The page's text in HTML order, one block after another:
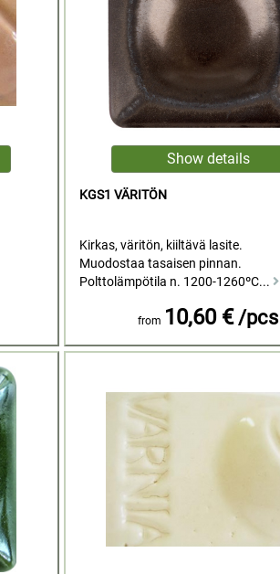
KGS1 VÄRITÖN
Kirkas, väritön, kiiltävä lasite.
Muodostaa tasaisen pinnan.
Polttolämpötila n. 1200-1260ºC...
from 10,60 € /pcs